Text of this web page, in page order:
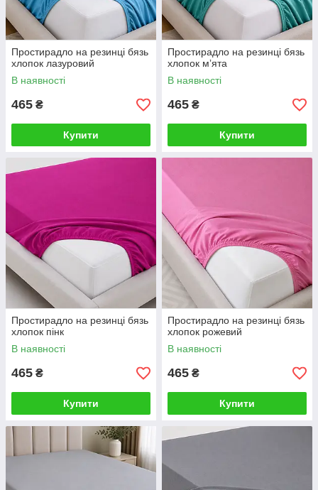
Простирадло на резинці бязь
хлопок лазуровий
В наявності
465 ₴
Купити
Простирадло на резинці бязь
хлопок мʼята
В наявності
465 ₴
Купити
Простирадло на резинці бязь
хлопок пінк
В наявності
465 ₴
Купити
Простирадло на резинці бязь
хлопок рожевий
В наявності
465 ₴
Купити